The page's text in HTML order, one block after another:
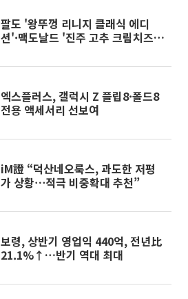
팔도 '왕뚜껑 리니지 클래식 에디
션'·맥도날드 '진주 고추 크림치즈
엑스플러스, 갤럭시 Z 플립8·폴드8
전용 액세서리 선보여
iM證 “덕산네오룩스, 과도한 저평
가 상황⋯적극 비중확대 추천”
보령, 상반기 영업익 440억, 전년比
21.1%↑…반기 역대 최대